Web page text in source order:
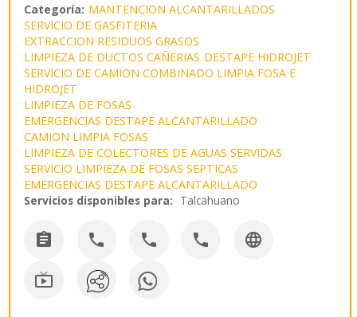
Categoría: MANTENCION ALCANTARILLADOS
SERVICIO DE GASFITERIA
EXTRACCION RESIDUOS GRASOS
LIMPIEZA DE DUCTOS CAÑERIAS DESTAPE HIDROJET
SERVICIO DE CAMION COMBINADO LIMPIA FOSA E
HIDROJET
LIMPIEZA DE FOSAS
EMERGENCIAS DESTAPE ALCANTARILLADO
CAMION LIMPIA FOSAS
LIMPIEZA DE COLECTORES DE AGUAS SERVIDAS
SERVICIO LIMPIEZA DE FOSAS SEPTICAS
EMERGENCIAS DESTAPE ALCANTARILLADO
Servicios disponibles para: Talcahuano
    
